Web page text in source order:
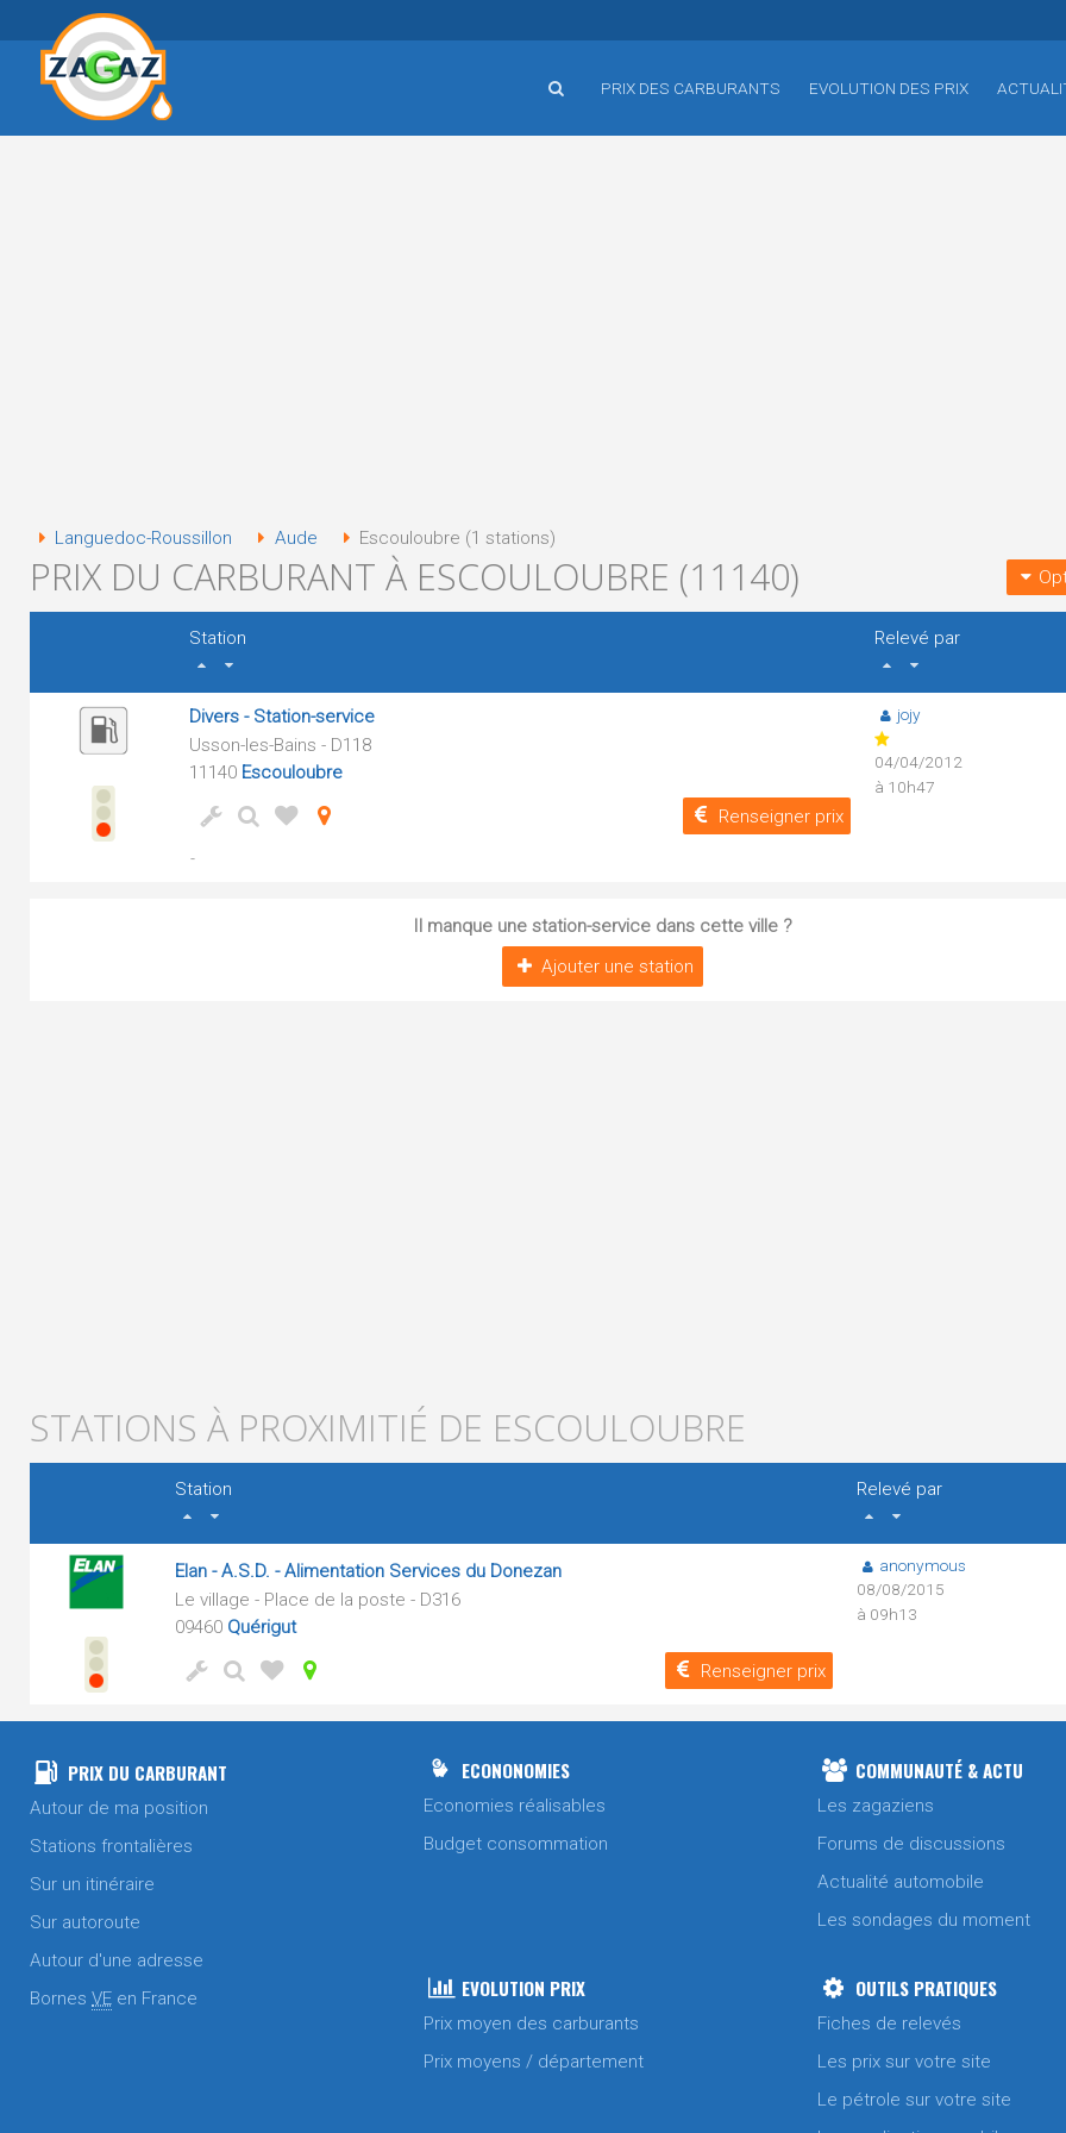
PRIX DES CARBURANTS EVOLUTION DES PRIX
Languedoc-Roussillon Aude Escouloubre (1 stations)
PRIX DU CARBURANT À ESCOULOUBRE (11140)
Station
Relevé par
Divers - Station-service
Usson-les-Bains - D118
11140 Escouloubre
Renseigner prix
-
jojy
04/04/2012
à 10h47
Il manque une station-service dans cette ville ?
Ajouter une station
STATIONS À PROXIMITIÉ DE ESCOULOUBRE
Station
Relevé par
Elan - A.S.D. - Alimentation Services du Donezan
Le village - Place de la poste - D316
09460 Quérigut
Renseigner prix
anonymous
08/08/2015
à 09h13
PRIX DU CARBURANT
Autour de ma position
Stations frontalières
Sur un itinéraire
Sur autoroute
Autour d'une adresse
Bornes VE en France
ECONONOMIES
Economies réalisables
Budget consommation
COMMUNAUTÉ & ACTU
Les zagaziens
Forums de discussions
Actualité automobile
Les sondages du moment
EVOLUTION PRIX
Prix moyen des carburants
Prix moyens / département
OUTILS PRATIQUES
Fiches de relevés
Les prix sur votre site
Le pétrole sur votre site